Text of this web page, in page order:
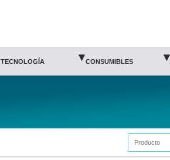
TECNOLOGÍA ▾ CONSUMIBLES ▾